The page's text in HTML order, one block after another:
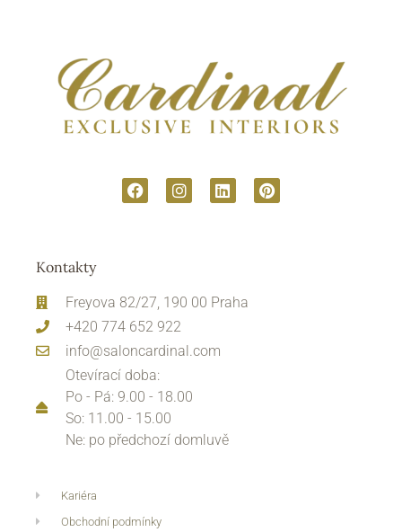
Kontakty
Freyova 82/27, 190 00 Praha
+420 774 652 922
info@saloncardinal.com
Otevírací doba:
Po - Pá: 9.00 - 18.00
So: 11.00 - 15.00
Ne: po předchozí domluvě
Kariéra
Obchodní podmínky